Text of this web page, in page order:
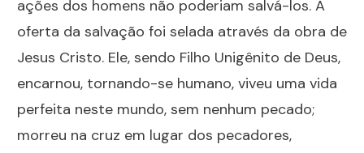
ações dos homens não poderiam salvá-los. A
oferta da salvação foi selada através da obra de
Jesus Cristo. Ele, sendo Filho Unigênito de Deus,
encarnou, tornando-se humano, viveu uma vida
perfeita neste mundo, sem nenhum pecado;
morreu na cruz em lugar dos pecadores,